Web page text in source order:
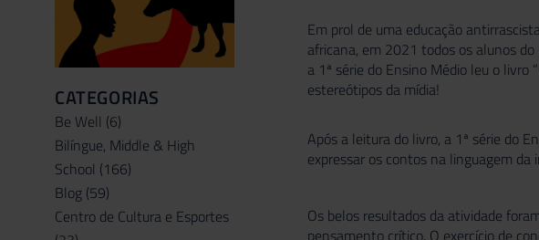
CATEGORIAS
Be Well (6)
Bilíngue, Middle & High
School (166)
Blog (59)
Centro de Cultura e Esportes
Em prol de uma educação
africana, em 2021 todos os alunos
a 1ª série do Ensino Médio leu o
estereótipos da mídia!
Após a leitura do livro, a 1ª série do
expressar os contos na linguagem da
Os belos resultados da atividade
pensamento crítico. O exercício de